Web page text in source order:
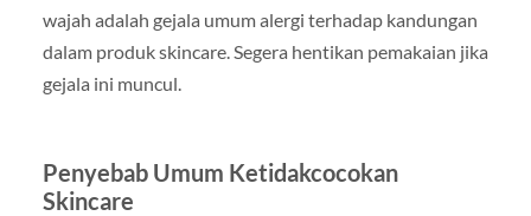
wajah adalah gejala umum alergi terhadap kandungan
dalam produk skincare. Segera hentikan pemakaian jika
gejala ini muncul.
Penyebab Umum Ketidakcocokan
Skincare